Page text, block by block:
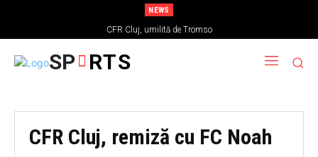
NEWS
CFR Cluj, umilită de Tromso
SP RTS
CFR Cluj, remiză cu FC Noah